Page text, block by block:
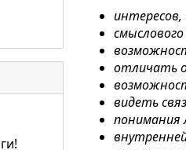
отличать
видеть
понимания